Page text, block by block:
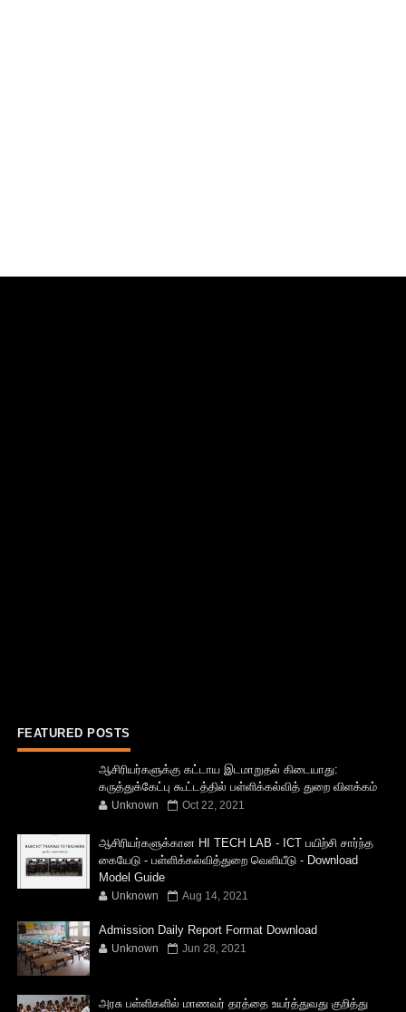
FEATURED POSTS
ஆசிரியர்களுக்கு கட்டாய இடமாறுதல் கிடையாது:
கருத்துக்கேட்பு கூட்டத்தில் பள்ளிக்கல்வித் துறை விளக்கம்
Unknown Oct 22, 2021
ஆசிரியர்களுக்கான HI TECH LAB - ICT பயிற்சி சார்ந்த
கையேடு - பள்ளிக்கல்வித்துறை வெளியீடு - Download
Model Guide
Unknown Aug 14, 2021
Admission Daily Report Format Download
Unknown Jun 28, 2021
அரசு பள்ளிகளில் மாணவர் தரத்தை உயர்த்துவது குறித்து